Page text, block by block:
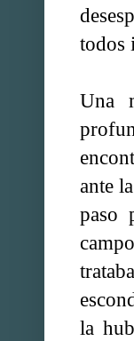
todos
Una
ante
paso
la